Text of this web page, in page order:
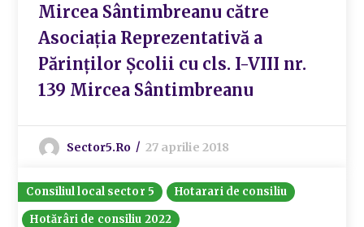
Mircea Sântimbreanu către
Asociația Reprezentativă a
Părinților Școlii cu cls. I-VIII nr.
139 Mircea Sântimbreanu
Sector5.ro 27 aprilie 2018
Consiliul local sector 5
Hotarari de consiliu
Hotărâri de consiliu 2022